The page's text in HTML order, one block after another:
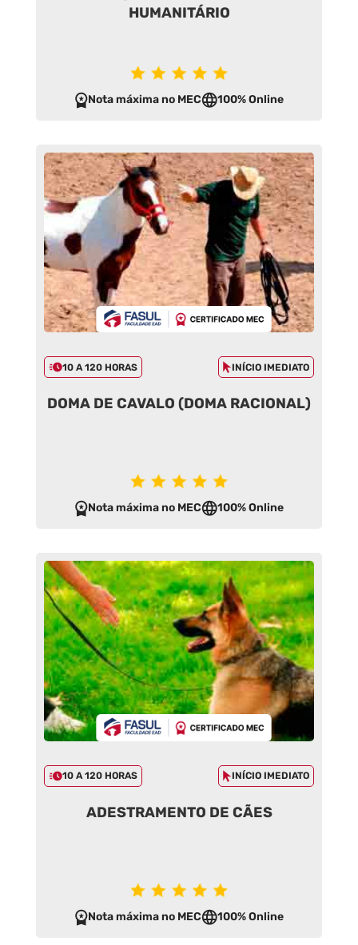
HUMANITÁRIO
Nota máxima no MEC 100% Online
10 A 120 HORAS INÍCIO IMEDIATO
DOMA DE CAVALO (DOMA RACIONAL)
Nota máxima no MEC 100% Online
10 A 120 HORAS INÍCIO IMEDIATO
ADESTRAMENTO DE CÃES
Nota máxima no MEC 100% Online